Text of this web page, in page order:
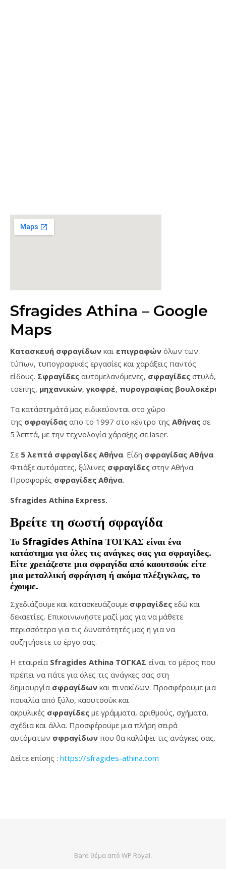
Sfragides Athina – Google
Maps
Κατασκευή σφραγίδων και επιγραφών όλων των
τύπων, τυπογραφικές εργασίες και χαράξεις παντός
είδους. Σφραγίδες αυτομελανόμενες, σφραγίδες στυλό,
τσέπης, μηχανικών,γκοφρέ, πυρογραφίας βουλοκέρι
Τα κατάστημάτά μας ειδικεύονται στο χώρο
της σφραγίδας απο το 1997 στο κέντρο της Αθήνας σε
5΄ λεπτά, με την τεχνολογία χάραξης σε laser.
Σε 5 λεπτά σφραγίδες Αθήνα. Είδη σφραγίδας Αθήνα.
Φτιάξε αυτόματες, ξύλινες σφραγίδες στην Αθήνα.
Προσφορές σφραγίδες Αθήνα.
Sfragides Athina Express.
Βρείτε τη σωστή σφραγίδα
Το Sfragides Athina ΤΟΓΚΑΣ είναι ένα
κατάστημα για όλες τις ανάγκες σας για σφραγίδες.
Είτε χρειάζεστε μια σφραγίδα από καουτσούκ είτε
μια μεταλλική σφράγιση ή ακόμα πλέξιγκλας, το
έχουμε.
Σχεδιάζουμε και κατασκευάζουμε σφραγίδες εδώ και
δεκαετίες. Επικοινωνήστε μαζί μας για να μάθετε
περισσότερα για τις δυνατότητές μας ή για να
συζητήσετε το έργο σας.
Η εταιρεία Sfragides Athina ΤΟΓΚΑΣ είναι το μέρος που
πρέπει να πάτε για όλες τις ανάγκες σας στη
δημιουργία σφραγίδων και πινακίδων. Προσφέρουμε μια
ποικιλία από ξύλο, καουτσούκ και
ακρυλικές σφραγίδες με γράμματα, αριθμούς, σχήματα,
σχέδια και άλλα. Προσφέρουμε μια πλήρη σειρά
αυτόματων σφραγίδων που θα καλύψει τις ανάγκες σας.
Δείτε επίσης : https://sfragides-athina.com
Bard θέμα από WP Royal.